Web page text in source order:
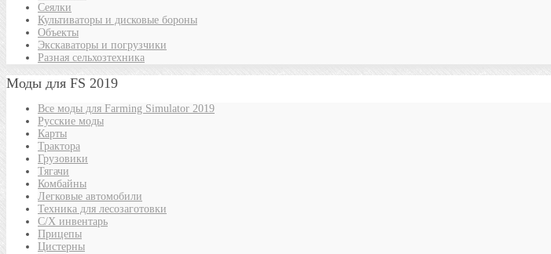
Сеялки
Культиваторы и дисковые бороны
Объекты
Экскаваторы и погрузчики
Разная сельхозтехника
Моды для FS 2019
Все моды для Farming Simulator 2019
Русские моды
Карты
Трактора
Грузовики
Тягачи
Комбайны
Легковые автомобили
Техника для лесозаготовки
С/Х инвентарь
Прицепы
Цистерны